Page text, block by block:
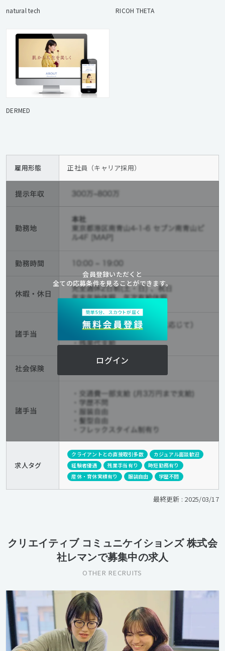
natural tech RICOH THETA
DERMED
雇用形態 正社員（キャリア採用）
会員登録いただくと
全ての応募条件を見ることができます。
ログイン
求人タグ
クライアントとの直接取引多数
カジュアル面談歓迎
経験者優遇
残業手当有り
時短勤務有り
産休・育休実績有り
服装自由 学歴不問
最終更新 : 2025/03/17
クリエイティブ コミュニケイションズ 株式会
社レマンで募集中の求人
OTHER RECRUITS